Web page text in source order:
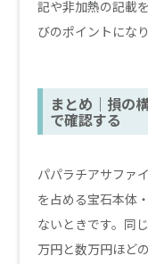
記や非加熱の記載
びのポイントになり
まとめ｜損の
で確認する
パパラチアサファ
を占める宝石本体
ないときです。同
万円と数万円ほど